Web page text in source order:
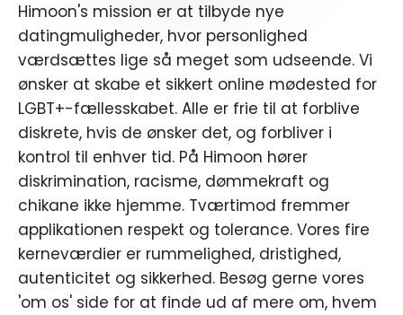
Himoon's mission er at tilbyde nye
datingmuligheder, hvor personlighed
værdsættes lige så meget som udseende. Vi
ønsker at skabe et sikkert online mødested for
LGBT+-fællesskabet. Alle er frie til at forblive
diskrete, hvis de ønsker det, og forbliver i
kontrol til enhver tid. På Himoon hører
diskrimination, racisme, dømmekraft og
chikane ikke hjemme. Tværtimod fremmer
applikationen respekt og tolerance. Vores fire
kerneværdier er rummelighed, dristighed,
autenticitet og sikkerhed. Besøg gerne vores
'om os' side for at finde ud af mere om, hvem